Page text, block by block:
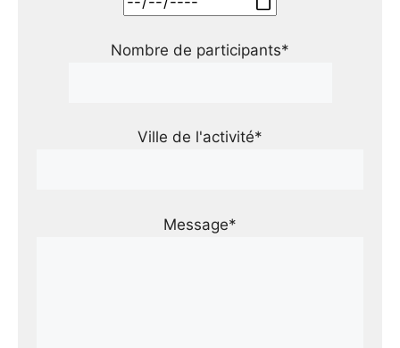
Nombre de participants*
Ville de l'activité*
Message*